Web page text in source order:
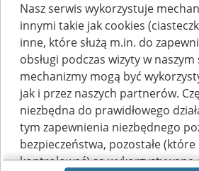
Ten lekarz jeszcze nie udostępnia
internet.
Kliknijtutaj, a poinformujemy go, że
funkcji.
Terminarz
Zarezerwuj wizytę
Nasz serwis wykorzystuje
innymi takie jak cookies
inne, które służą m.in. do
obsługi podczas wizyty w
mechanizmy mogą być
jak i przez naszych partnerów.
niezbędna do prawidłowego
tym zapewnienia niezbędnego
bezpieczeństwa, pozostałe (które
kontrolować) są wykorzystywane